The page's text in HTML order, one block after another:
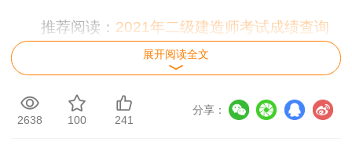
推荐阅读： 2021年二级建造师考试成绩查询
时间及查询入口汇总
分，建设工程教育网为大家开通了成绩查询预约提
展开阅读全文
2638 100 241
分享：